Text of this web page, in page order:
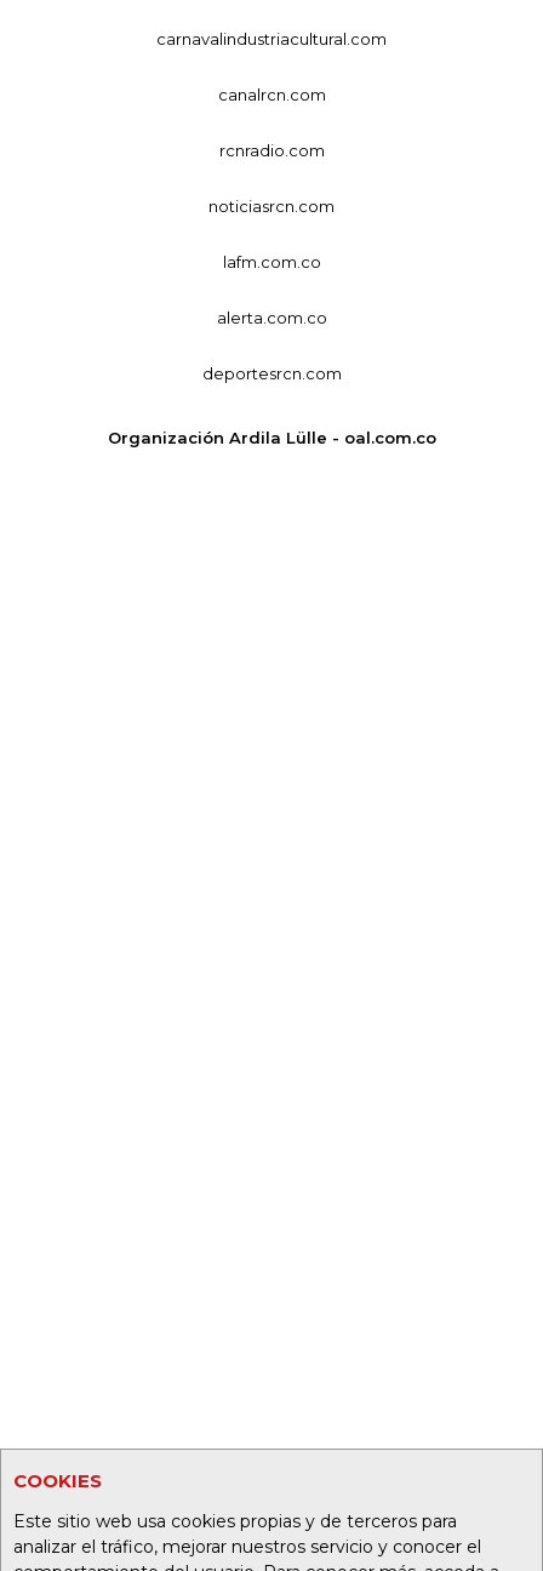
COOKIES
Este sitio web usa cookies propias y de terceros para
analizar el tráfico, mejorar nuestros servicio y conocer el
carnavalindustriacultural.com
canalrcn.com
rcnradio.com
noticiasrcn.com
lafm.com.co
alerta.com.co
deportesrcn.com
Organización Ardila Lülle - oal.com.co